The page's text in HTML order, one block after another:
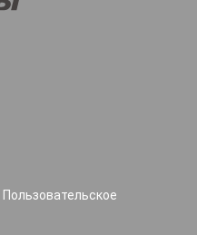
Пользовательское